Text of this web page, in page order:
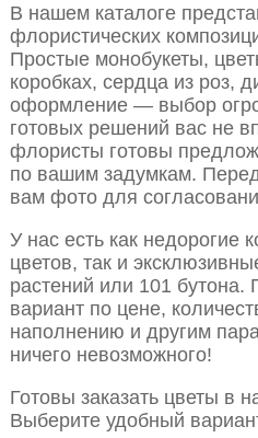
В нашем каталоге
флористических
Простые монобукеты,
коробках, сердца из роз,
оформление — выбор
готовых решений вас не
флористы готовы
по вашим задумкам.
вам фото для
У нас есть как недорогие
цветов, так и
растений или 101
вариант по цене,
наполнению и другим
ничего невозможного!
Готовы заказать цветы в
Выберите удобный